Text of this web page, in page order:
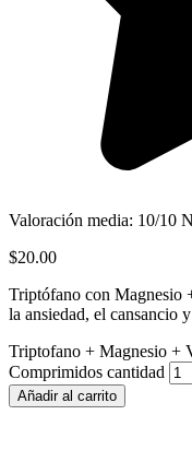
Valoración media: 10/10
$20.00
Triptófano con Magnesio
la ansiedad, el cansancio
Triptofano + Magnesio +
Comprimidos cantidad
Añadir al carrito